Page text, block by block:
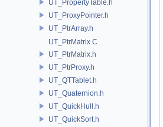
UT_PropertyTable.h
UT_ProxyPointer.h
UT_PtrArray.h
UT_PtrMatrix.C
UT_PtrMatrix.h
UT_PtrProxy.h
UT_QTTablet.h
UT_Quaternion.h
UT_QuickHull.h
UT_QuickSort.h